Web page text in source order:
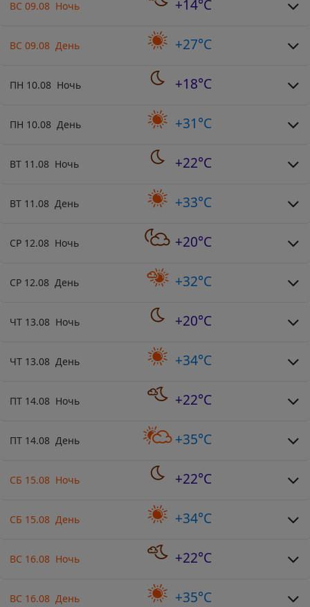
ВС 09.08 Ночь +14°C
ВС 09.08 День +27°C
ПН 10.08 Ночь +18°C
ПН 10.08 День +31°C
ВТ 11.08 Ночь +22°C
ВТ 11.08 День +33°C
СР 12.08 Ночь +20°C
СР 12.08 День +32°C
ЧТ 13.08 Ночь +20°C
ЧТ 13.08 День +34°C
ПТ 14.08 Ночь +22°C
ПТ 14.08 День +35°C
СБ 15.08 Ночь +22°C
СБ 15.08 День +34°C
ВС 16.08 Ночь +22°C
ВС 16.08 День +35°C